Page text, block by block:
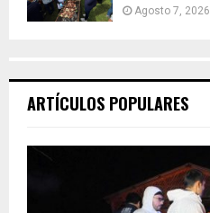
Agosto 7, 2026
ARTÍCULOS POPULARES